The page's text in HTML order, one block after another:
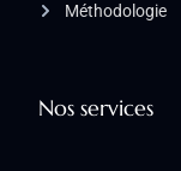
Nos services
Méthodologie